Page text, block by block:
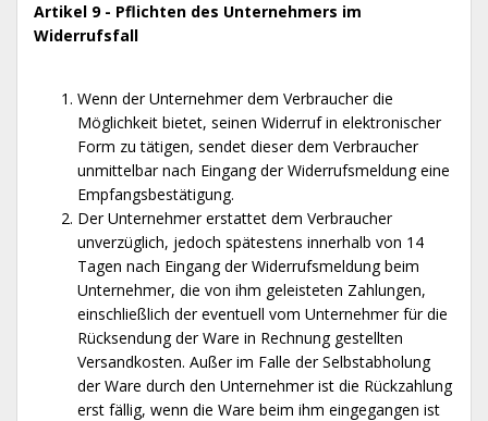
Artikel 9 - Pflichten des Unternehmers im
Widerrufsfall
Wenn der Unternehmer dem Verbraucher die
Möglichkeit bietet, seinen Widerruf in elektronischer
Form zu tätigen, sendet dieser dem Verbraucher
unmittelbar nach Eingang der Widerrufsmeldung eine
Empfangsbestätigung.
Der Unternehmer erstattet dem Verbraucher
unverzüglich, jedoch spätestens innerhalb von 14
Tagen nach Eingang der Widerrufsmeldung beim
Unternehmer, die von ihm geleisteten Zahlungen,
einschließlich der eventuell vom Unternehmer für die
Rücksendung der Ware in Rechnung gestellten
Versandkosten. Außer im Falle der Selbstabholung
der Ware durch den Unternehmer ist die Rückzahlung
erst fällig, wenn die Ware beim ihm eingegangen ist